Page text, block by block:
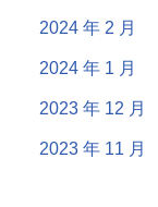
2024 年 2 月
2024 年 1 月
2023 年 12 月
2023 年 11 月